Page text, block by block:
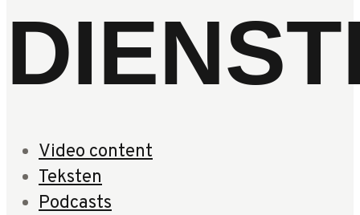
Video content
Teksten
Podcasts